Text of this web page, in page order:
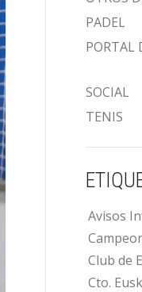
PADEL
PORTAL
SOCIAL
TENIS
Avisos
Club de
Cto.